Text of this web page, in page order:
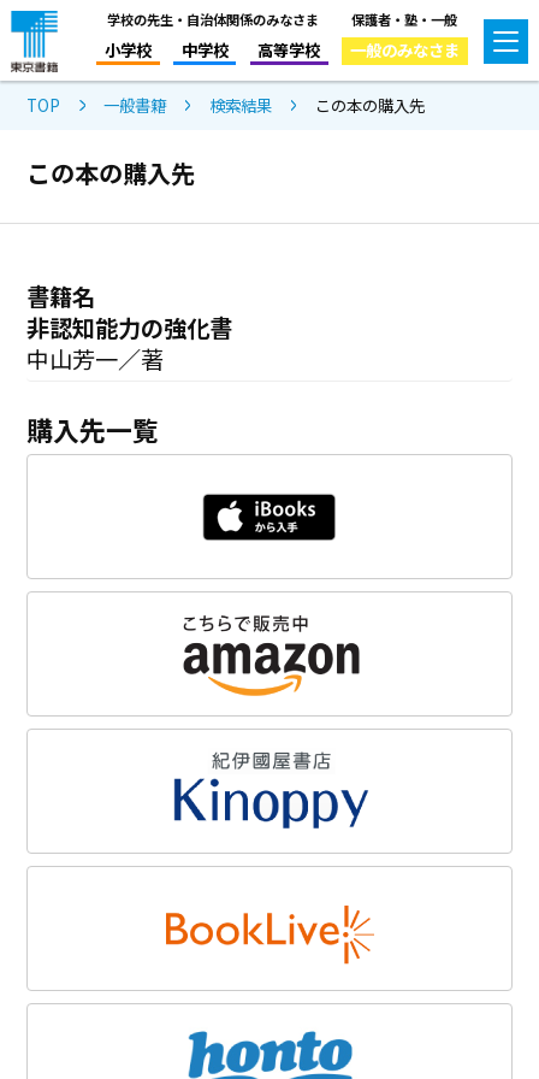
学校の先生・自治体関係のみなさま
小学校 中学校 高等学校
保護者・塾・一般
一般のみなさま
TOP 一般書籍 検索結果 この本の購入先
この本の購入先
書籍名
非認知能力の強化書
中山芳一／著
購入先一覧